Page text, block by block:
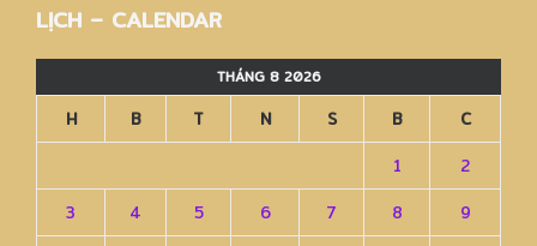
LỊCH – CALENDAR
THÁNG 8 2026
H B T N S B
C
1
2
3
4 5 6 7 8
9